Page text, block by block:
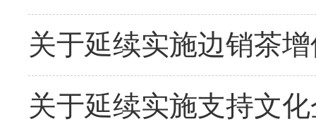
关于延续实施边销茶
关于延续实施支持文